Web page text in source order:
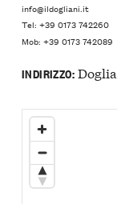
info@ildogliani.it
Tel: +39 0173 742260
Mob: +39 0173 742089
INDIRIZZO: